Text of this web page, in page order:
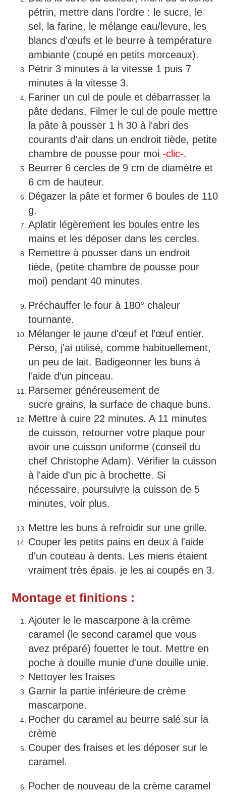
pétrin, mettre dans l'ordre : le sucre, le
sel, la farine, le mélange eau/levure, les
blancs d'œufs et le beurre à température
ambiante (coupé en petits morceaux).
Pétrir 3 minutes à la vitesse 1 puis 7
minutes à la vitesse 3.
Fariner un cul de poule et débarrasser la
pâte dedans. Filmer le cul de poule mettre
la pâte à pousser 1 h 30 à l'abri des
courants d'air dans un endroit tiède, petite
chambre de pousse pour moi -clic-.
Beurrer 6 cercles de 9 cm de diamètre et
6 cm de hauteur.
Dégazer la pâte et former 6 boules de 110
g.
Aplatir légèrement les boules entre les
mains et les déposer dans les cercles.
Remettre à pousser dans un endroit
tiède, (petite chambre de pousse pour
moi) pendant 40 minutes.
Préchauffer le four à 180° chaleur
tournante.
Mélanger le jaune d'œuf et l’œuf entier.
Perso, j'ai utilisé, comme habituellement,
un peu de lait. Badigeonner les buns à
l'aide d'un pinceau.
Parsemer généreusement de
sucre grains, la surface de chaque buns.
Mettre à cuire 22 minutes. A 11 minutes
de cuisson, retourner votre plaque pour
avoir une cuisson uniforme (conseil du
chef Christophe Adam). Vérifier la cuisson
à l'aide d'un pic à brochette. Si
nécessaire, poursuivre la cuisson de 5
minutes, voir plus.
Mettre les buns à refroidir sur une grille.
Couper les petits pains en deux à l'aide
d'un couteau à dents. Les miens étaient
vraiment très épais. je les ai coupés en 3.
Montage et finitions :
Ajouter le le mascarpone à la crème
caramel (le second caramel que vous
avez préparé) fouetter le tout. Mettre en
poche à douille munie d'une douille unie.
Nettoyer les fraises
Garnir la partie inférieure de crème
mascarpone.
Pocher du caramel au beurre salé sur la
crème
Couper des fraises et les déposer sur le
caramel.
Pocher de nouveau de la crème caramel